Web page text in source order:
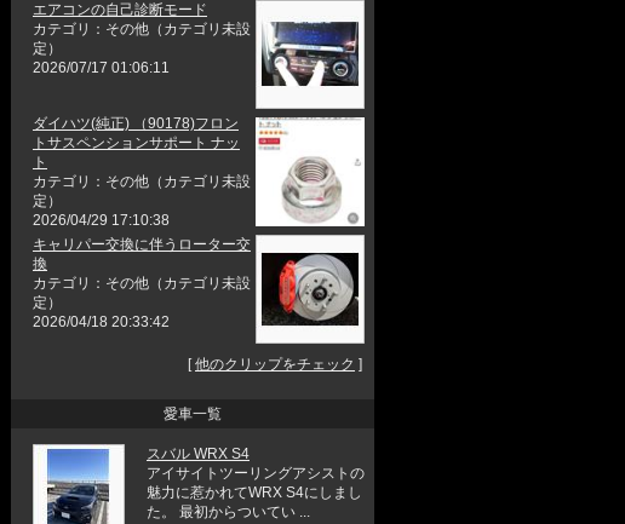
エアコンの自己診断モード
カテゴリ：その他（カテゴリ未設
定）
2026/07/17 01:06:11
ダイハツ(純正) （90178)フロン
トサスペンションサポート ナッ
ト
カテゴリ：その他（カテゴリ未設
定）
2026/04/29 17:10:38
キャリパー交換に伴うローター交
換
カテゴリ：その他（カテゴリ未設
定）
2026/04/18 20:33:42
[他のクリップをチェック ]
愛車一覧
スバル WRX S4
アイサイトツーリングアシストの
魅力に惹かれてWRX S4にしまし
た。 最初からついてい ...